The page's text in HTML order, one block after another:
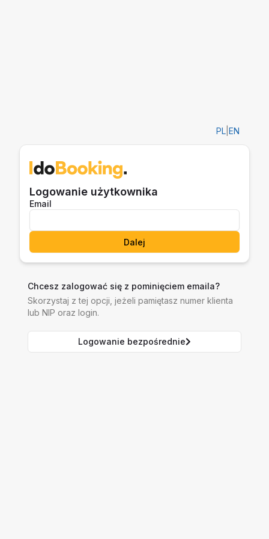
PL EN
Logowanie użytkownika
Email
Dalej
Chcesz zalogować się z pominięciem emaila?
Skorzystaj z tej opcji, jeżeli pamiętasz numer klienta
lub NIP oraz login.
Logowanie bezpośrednie